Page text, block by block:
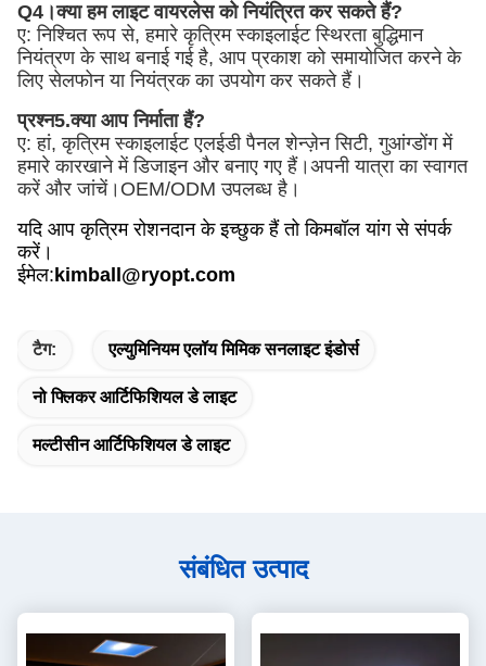
Q4।क्या हम लाइट वायरलेस को नियंत्रित कर सकते हैं?
ए: निश्चित रूप से, हमारे कृत्रिम स्काइलाईट स्थिरता बुद्धिमान
नियंत्रण के साथ बनाई गई है, आप प्रकाश को समायोजित करने के
लिए सेलफोन या नियंत्रक का उपयोग कर सकते हैं।
प्रश्न5.क्या आप निर्माता हैं?
ए: हां, कृत्रिम स्काइलाईट एलईडी पैनल शेन्ज़ेन सिटी, गुआंग्डोंग में
हमारे कारखाने में डिजाइन और बनाए गए हैं।अपनी यात्रा का स्वागत
करें और जांचें। OEM/ODM उपलब्ध है।
यदि आप कृत्रिम रोशनदान के इच्छुक हैं तो किमबॉल यांग से संपर्क
करें।
ईमेल: kimball@ryopt.com
टैग: एल्युमिनियम एलॉय मिमिक सनलाइट इंडोर्स
नो फ्लिकर आर्टिफिशियल डे लाइट
मल्टीसीन आर्टिफिशियल डे लाइट
संबंधित उत्पाद